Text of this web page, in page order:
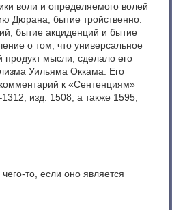
воли и определяемого волей
Дюрана, бытие тройственно:
бытие акциденций и бытие
о том, что универсальное
продукт мысли, сделало его
Уильяма Оккама. Его
к «Сентенциям»
изд. 1508, а также 1595,
то, если оно является